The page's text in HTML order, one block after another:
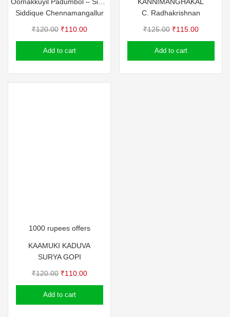
Siddique Chennamangallur
₹120.00 Original
price
was:
₹110.00Current
price
Add to cart
C. Radhakrishnan
₹125.00 Original
price
was:
₹115.00Current
price
Add to cart
1000 rupees offers
KAAMUKI KADUVA
SURYA GOPI
₹120.00 Original
price
was:
₹110.00Current
price
Add to cart